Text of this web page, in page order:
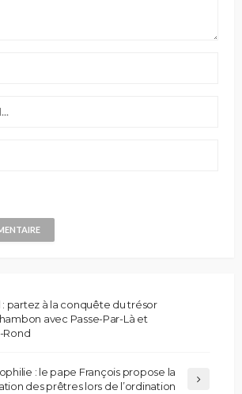
: partez à la conquête du trésor
avec Passe-Par-Là et
Rond
: le pape François propose la
des prêtres lors de l’ordination